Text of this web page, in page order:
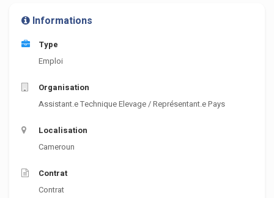
Informations
Type
Emploi
Organisation
Assistant.e Technique Elevage / Représentant.e Pays
Localisation
Cameroun
Contrat
Contrat